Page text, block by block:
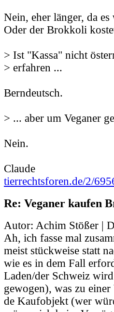
Nein, eher länger, da
Oder der Brokkoli
> Ist "Kassa" nicht
> erfahren ...
Berndeutsch.
> ... aber um Veganer
Nein.
Claude
tierrechtsforen.de/2/
Re: Veganer kaufen
Autor: Achim Stößer |
Ah, ich fasse mal
meist stückweise statt
wie es in dem Fall
Laden/der Schweiz
gewogen), was zu
de Kaufobjekt (wer